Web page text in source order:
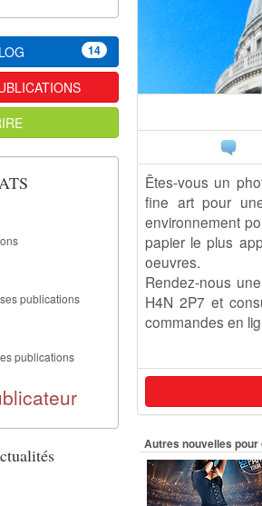
Êtes-vous un
fine art pour
environnement
papier le plus
oeuvres.
Rendez-nous
H4N 2P7 et
commandes en
Autres nouvelles
14
publications
publications